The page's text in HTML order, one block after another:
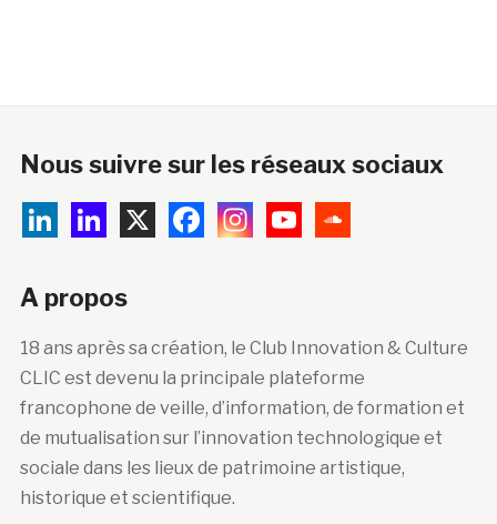
Nous suivre sur les réseaux sociaux
A propos
18 ans après sa création, le Club Innovation & Culture
CLIC est devenu la principale plateforme
francophone de veille, d’information, de formation et
de mutualisation sur l’innovation technologique et
sociale dans les lieux de patrimoine artistique,
historique et scientifique.